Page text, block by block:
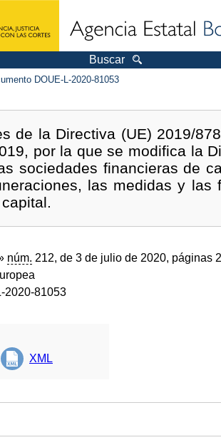
Buscar
DOUE-L-2020-81053
de la Directiva (UE) 2019/
por la que se modifica la
sociedades financieras de
las medidas y
núm. 212, de 3 de julio de 2020, páginas
2020-81053
XML